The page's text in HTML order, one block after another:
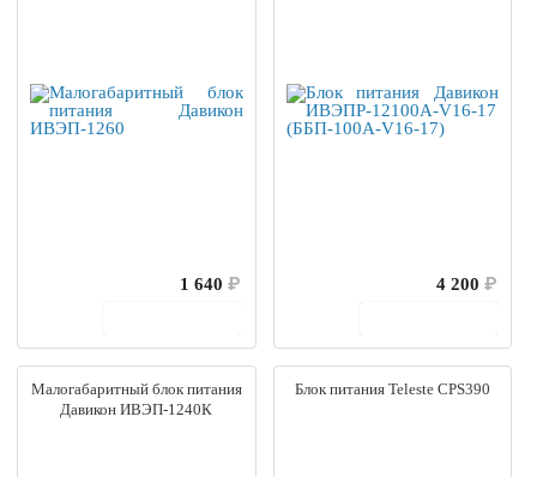
1 640₽
4 200 ₽
Малогабаритный блок питания
Давикон ИВЭП-1240К
Блок питания Teleste CPS390